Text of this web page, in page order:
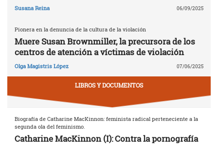
Susana Reina 06/09/2025
Pionera en la denuncia de la cultura de la violación
Muere Susan Brownmiller, la precursora de los
centros de atención a víctimas de violación
Olga Magistris López 07/06/2025
LIBROS Y DOCUMENTOS
Biografía de Catharine MacKinnon: feminista radical perteneciente a la
segunda ola del feminismo.
Catharine MacKinnon (I): Contra la pornografía